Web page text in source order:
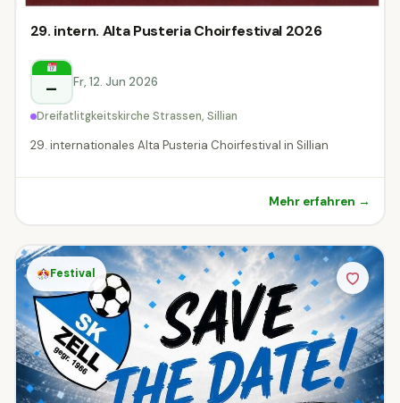
29. intern. Alta Pusteria Choirfestival 2026
– Fr, 12. Jun 2026
Dreifatlitgkeitskirche Strassen, Sillian
29. internationales Alta Pusteria Choirfestival in Sillian
Mehr erfahren →
Festival